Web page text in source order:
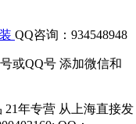
QQ咨询：934548948
或QQ号 添加微信和
21年专营 从上海直接发